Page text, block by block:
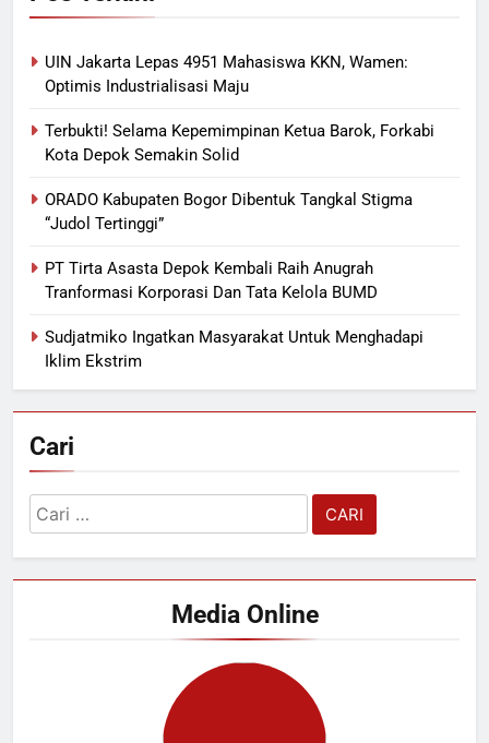
UIN Jakarta Lepas 4951 Mahasiswa KKN, Wamen:
Optimis Industrialisasi Maju
Terbukti! Selama Kepemimpinan Ketua Barok, Forkabi
Kota Depok Semakin Solid
ORADO Kabupaten Bogor Dibentuk Tangkal Stigma
“Judol Tertinggi”
PT Tirta Asasta Depok Kembali Raih Anugrah
Tranformasi Korporasi Dan Tata Kelola BUMD
Sudjatmiko Ingatkan Masyarakat Untuk Menghadapi
Iklim Ekstrim
Cari
Cari
untuk:
Media Online